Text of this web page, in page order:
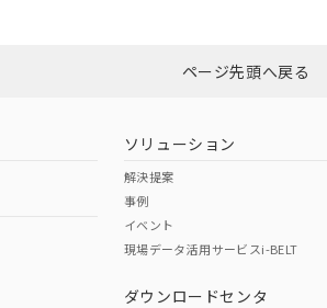
ダウンロードはこちらページ先頭へ戻る
ソリューション
解決提案
事例
イベント
現場データ活用サービスi-BELT
ダウンロードセンタ